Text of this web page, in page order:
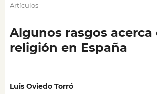
Artículos
Algunos rasgos acerca
religión en España
Luis Oviedo Torró